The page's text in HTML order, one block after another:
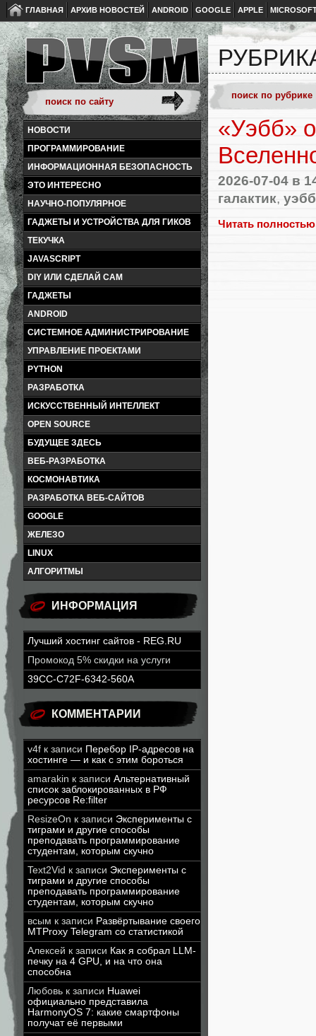
ГЛАВНАЯ АРХИВ НОВОСТЕЙ ANDROID GOOGLE APPLE
НОВОСТИ
ПРОГРАММИРОВАНИЕ
ИНФОРМАЦИОННАЯ БЕЗОПАСНОСТЬ
ЭТО ИНТЕРЕСНО
НАУЧНО-ПОПУЛЯРНОЕ
ГАДЖЕТЫ И УСТРОЙСТВА ДЛЯ ГИКОВ
ТЕКУЧКА
JAVASCRIPT
DIY ИЛИ СДЕЛАЙ САМ
ГАДЖЕТЫ
ANDROID
СИСТЕМНОЕ АДМИНИСТРИРОВАНИЕ
УПРАВЛЕНИЕ ПРОЕКТАМИ
PYTHON
РАЗРАБОТКА
ИСКУССТВЕННЫЙ ИНТЕЛЛЕКТ
OPEN SOURCE
БУДУЩЕЕ ЗДЕСЬ
ВЕБ-РАЗРАБОТКА
КОСМОНАВТИКА
РАЗРАБОТКА ВЕБ-САЙТОВ
GOOGLE
ЖЕЛЕЗО
LINUX
АЛГОРИТМЫ
ИНФОРМАЦИЯ
Лучший хостинг сайтов - REG.RU
Промокод 5% скидки на услуги
39CC-C72F-6342-560A
КОММЕНТАРИИ
v4f к записи Перебор IP-адресов на
хостинге — и как с этим бороться
amarakin к записи Альтернативный
список заблокированных в РФ
ресурсов Re:filter
ResizeOn к записи Эксперименты с
тиграми и другие способы
преподавать программирование
студентам, которым скучно
Text2Vid к записи Эксперименты с
тиграми и другие способы
преподавать программирование
студентам, которым скучно
всым к записи Развёртывание своего
MTProxy Telegram со статистикой
Алексей к записи Как я собрал LLM-
печку на 4 GPU, и на что она
способна
Любовь к записи Huawei
официально представила
HarmonyOS 7: какие смартфоны
получат её первыми
«Уэбб»
2026-07-04 в
галактик, уэбб
Читать